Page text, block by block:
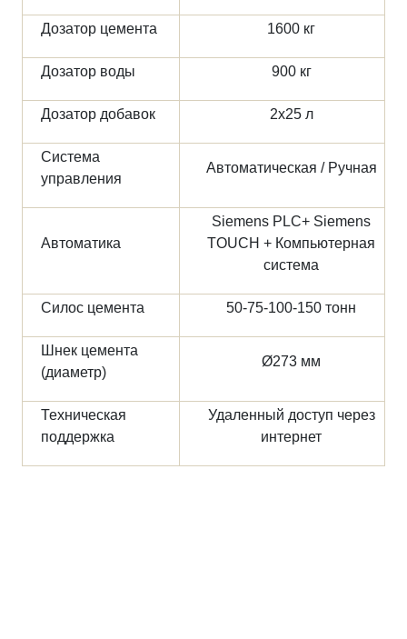
Дозатор цемента 1600 кг
Дозатор воды 900 кг
Дозатор добавок 2х25 л
Система
управления
Автоматическая / Ручная
Автоматика
Siemens PLC+ Siemens
TOUCH + Компьютерная
система
Силос цемента 50-75-100-150 тонн
Шнек цемента
(диаметр)
Ø273 мм
Техническая
поддержка
Удаленный доступ через
интернет